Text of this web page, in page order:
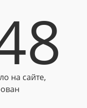
на сайте,